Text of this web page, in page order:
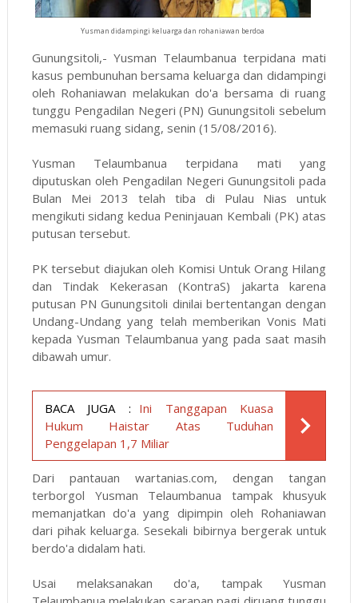
Yusman didampingi keluarga dan rohaniawan berdoa
Gunungsitoli,- Yusman Telaumbanua terpidana mati
kasus pembunuhan bersama keluarga dan didampingi
oleh Rohaniawan melakukan do'a bersama di ruang
tunggu Pengadilan Negeri (PN) Gunungsitoli sebelum
memasuki ruang sidang, senin (15/08/2016).
Yusman Telaumbanua terpidana mati yang
diputuskan oleh Pengadilan Negeri Gunungsitoli pada
Bulan Mei 2013 telah tiba di Pulau Nias untuk
mengikuti sidang kedua Peninjauan Kembali (PK) atas
putusan tersebut.
PK tersebut diajukan oleh Komisi Untuk Orang Hilang
dan Tindak Kekerasan (KontraS) jakarta karena
putusan PN Gunungsitoli dinilai bertentangan dengan
Undang-Undang yang telah memberikan Vonis Mati
kepada Yusman Telaumbanua yang pada saat masih
dibawah umur.
BACA JUGA : Ini Tanggapan Kuasa
Hukum Haistar Atas Tuduhan
Penggelapan 1,7 Miliar
Dari pantauan wartanias.com, dengan tangan
terborgol Yusman Telaumbanua tampak khusyuk
memanjatkan do'a yang dipimpin oleh Rohaniawan
dari pihak keluarga. Sesekali bibirnya bergerak untuk
berdo'a didalam hati.
Usai melaksanakan do'a, tampak Yusman